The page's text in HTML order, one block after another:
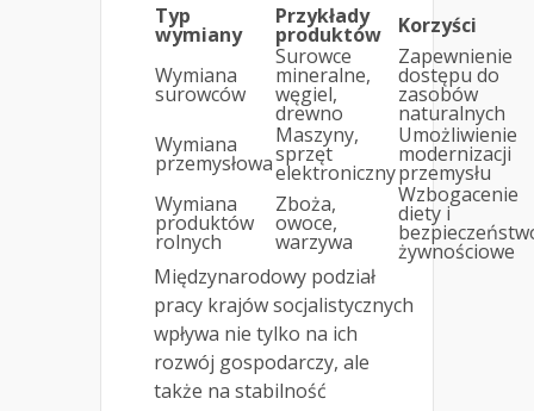
Typ
wymiany
Przykłady
produktów
Korzyści
Wymiana
surowców
Surowce
mineralne,
węgiel,
drewno
Zapewnienie
dostępu do
zasobów
naturalnych
Wymiana
przemysłowa
Maszyny,
sprzęt
elektroniczny
Umożliwienie
modernizacji
przemysłu
Wymiana
produktów
rolnych
Zboża,
owoce,
warzywa
Wzbogacenie
diety i
żywnościowe
Międzynarodowy podział
pracy krajów socjalistycznych
wpływa nie tylko na ich
rozwój gospodarczy, ale
także na stabilność